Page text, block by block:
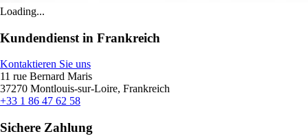
Loading...
Kundendienst in Frankreich
Kontaktieren Sie uns
11 rue Bernard Maris
37270 Montlouis-sur-Loire, Frankreich
+33 1 86 47 62 58
Sichere Zahlung